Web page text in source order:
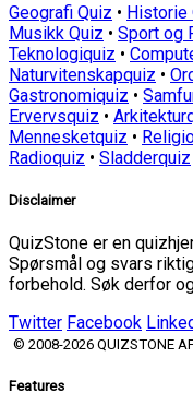
Geografi Quiz • Historie
Musikk Quiz • Sport og
Teknologiquiz •
Naturvitenskapquiz •
Gastronomiquiz •
Ervervsquiz •
Mennesketquiz •
Radioquiz • Sladderquiz
Disclaimer
QuizStone er en
Spørsmål og svars
forbehold. Søk derfor
Twitter Facebook
© 2008-2026 QUIZSTONE
Features